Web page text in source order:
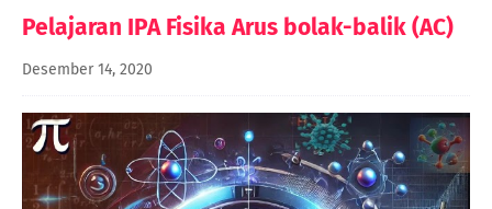
Pelajaran IPA Fisika Arus bolak-balik (AC)
Desember 14, 2020